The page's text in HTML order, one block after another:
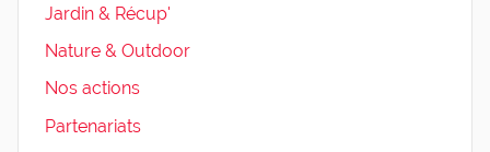
Jardin & Récup'
Nature & Outdoor
Nos actions
Partenariats